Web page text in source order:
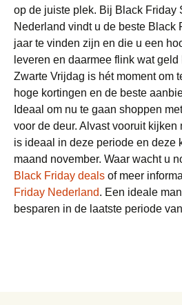
op de juiste plek. Bij Black Friday
Nederland vindt u de beste Black
jaar te vinden zijn en die u een
leveren en daarmee flink wat
Zwarte Vrijdag is hét moment om
hoge kortingen en de beste
Ideaal om nu te gaan shoppen
voor de deur. Alvast vooruit kijken
is ideaal in deze periode en deze
maand november. Waar wacht u
Black Friday deals of meer
Friday Nederland. Een ideale
besparen in de laatste periode